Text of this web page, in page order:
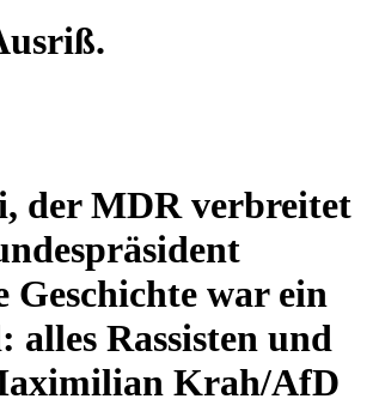
der MDR verbreitet
war ein
Rassisten und
Krah/AfD